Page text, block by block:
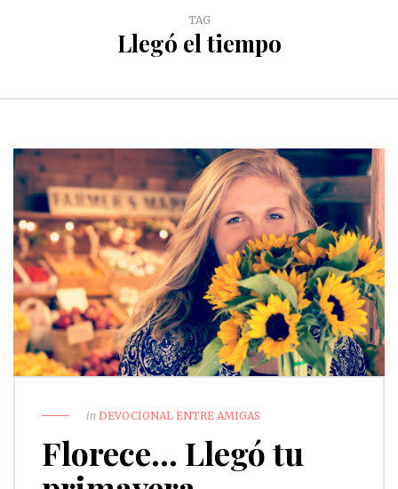
TAG
Llegó el tiempo
in DEVOCIONAL ENTRE AMIGAS
Florece… Llegó tu